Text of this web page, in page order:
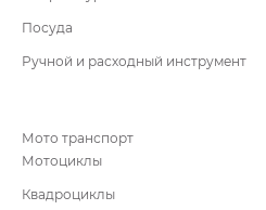
Посуда
Ручной и расходный инструмент
Мото транспорт
Мотоциклы
Квадроциклы